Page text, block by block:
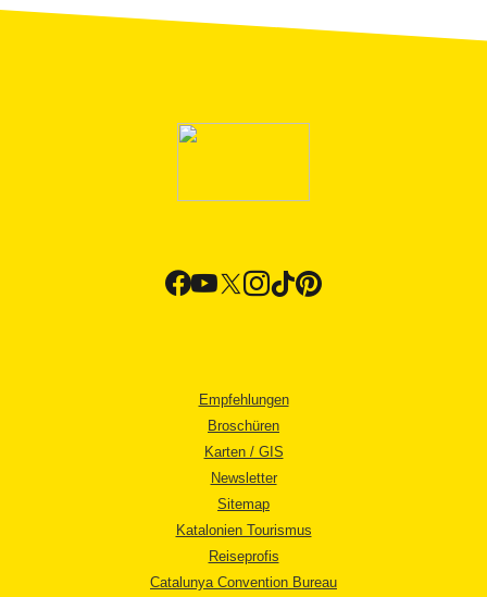
Empfehlungen
Broschüren
Karten / GIS
Newsletter
Sitemap
Katalonien Tourismus
Reiseprofis
Catalunya Convention Bureau